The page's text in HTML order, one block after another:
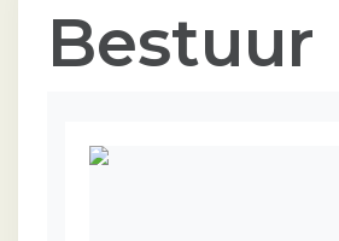
Bestuur